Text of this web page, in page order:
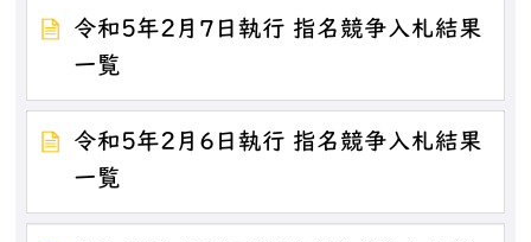
令和5年2月7日執行 指名競争入札結果
一覧
令和5年2月6日執行 指名競争入札結果
一覧